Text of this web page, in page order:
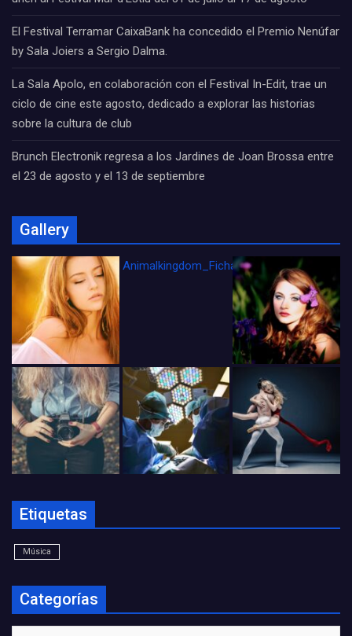
El Festival Terramar CaixaBank ha concedido el Premio Nenúfar
by Sala Joiers a Sergio Dalma.
La Sala Apolo, en colaboración con el Festival In-Edit, trae un
ciclo de cine este agosto, dedicado a explorar las historias
sobre la cultura de club
Brunch Electronik regresa a los Jardines de Joan Brossa entre
el 23 de agosto y el 13 de septiembre
Gallery
Animalkingdom_FichaCine
Etiquetas
Música
Categorías